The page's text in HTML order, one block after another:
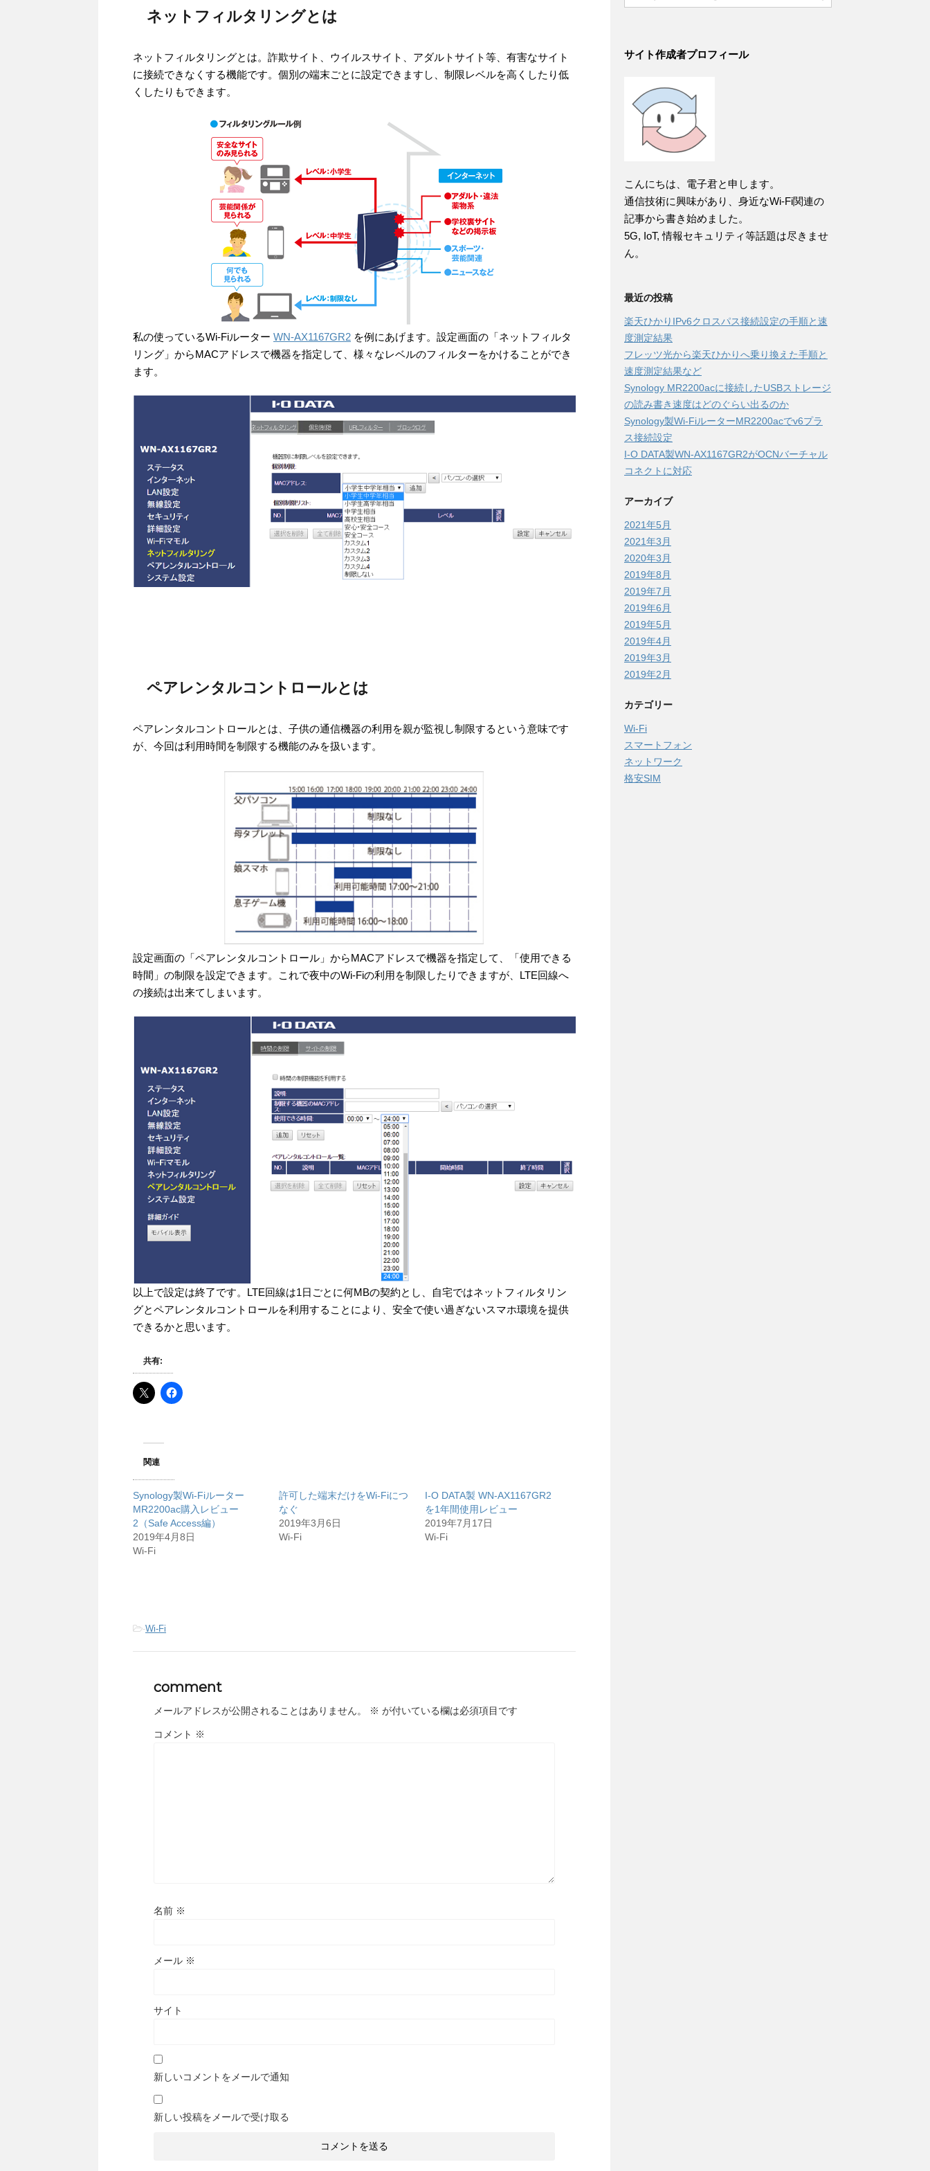
ネットフィルタリングとは
ネットフィルタリングとは。詐欺サイト、ウイルスサイト、アダルトサイト等、有害なサイト
に接続できなくする機能です。個別の端末ごとに設定できますし、制限レベルを高くしたり低
くしたりもできます。
私の使っているWi-Fiルーター WN-AX1167GR2 を例にあげます。設定画面の「ネットフィルタ
リング」からMACアドレスで機器を指定して、様々なレベルのフィルターをかけることができ
ます。
ペアレンタルコントロールとは
ペアレンタルコントロールとは、子供の通信機器の利用を親が監視し制限するという意味です
が、今回は利用時間を制限する機能のみを扱います。
設定画面の「ペアレンタルコントロール」からMACアドレスで機器を指定して、「使用できる
時間」の制限を設定できます。これで夜中のWi-Fiの利用を制限したりできますが、LTE回線へ
の接続は出来てしまいます。
以上で設定は終了です。LTE回線は1日ごとに何MBの契約とし、自宅ではネットフィルタリン
グとペアレンタルコントロールを利用することにより、安全で使い過ぎないスマホ環境を提供
できるかと思います。
共有:
関連
Synology製Wi-Fiルーター
MR2200ac購入レビュー
2（Safe Access編）
2019年4月8日
Wi-Fi
許可した端末だけをWi-Fiにつ
なぐ
2019年3月6日
Wi-Fi
I-O DATA製 WN-AX1167GR2
を1年間使用レビュー
2019年7月17日
Wi-Fi
-Wi-Fi
comment
メールアドレスが公開されることはありません。 ※ が付いている欄は必須項目です
コメント ※
名前 ※
メール ※
サイト
新しいコメントをメールで通知
新しい投稿をメールで受け取る
サイト作成者プロフィール
こんにちは、電子君と申します。
通信技術に興味があり、身近なWi-Fi関連の
記事から書き始めました。
5G, IoT, 情報セキュリティ等話題は尽きませ
ん。
最近の投稿
楽天ひかりIPv6クロスパス接続設定の手順と速
度測定結果
フレッツ光から楽天ひかりへ乗り換えた手順と
速度測定結果など
Synology MR2200acに接続したUSBストレージ
の読み書き速度はどのぐらい出るのか
Synology製Wi-FiルーターMR2200acでv6プラ
ス接続設定
I-O DATA製WN-AX1167GR2がOCNバーチャル
コネクトに対応
アーカイブ
2021年5月
2021年3月
2020年3月
2019年8月
2019年7月
2019年6月
2019年5月
2019年4月
2019年3月
2019年2月
カテゴリー
Wi-Fi
スマートフォン
ネットワーク
格安SIM